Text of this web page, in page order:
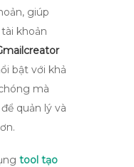
giúp
khoản
bật với khả
mà
quản lý và
tool tạo